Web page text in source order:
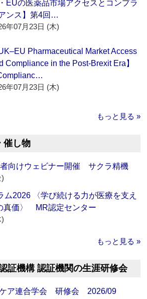
EUの医薬品市場アクセスとコンプラ
ンス】第4回…
年07月23日 (木)
UK–EU Pharmaceutical Market Access
Compliance in the Post-Brexit Era】
年07月23日 (木)
もっと見る »
催し物
向けウェビナー開催 サクラ精機
ム2026 〈学び続ける力が医療を支え
真価〉 MR認定センター
もっと見る »
証機構 認証機関の生涯研修会
ケア連合学会 研修会 2026/09